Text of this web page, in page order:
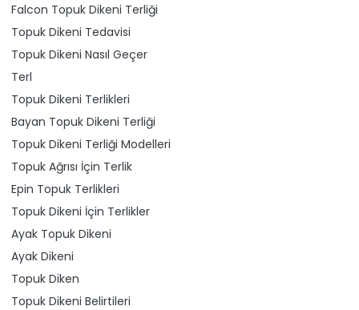
Falcon Topuk Dikeni Terliği
Topuk Dikeni Tedavisi
Topuk Dikeni Nasıl Geçer
Terl
Topuk Dikeni Terlikleri
Bayan Topuk Dikeni Terliği
Topuk Dikeni Terliği Modelleri
Topuk Ağrısı İçin Terlik
Epin Topuk Terlikleri
Topuk Dikeni İçin Terlikler
Ayak Topuk Dikeni
Ayak Dikeni
Topuk Diken
Topuk Dikeni Belirtileri